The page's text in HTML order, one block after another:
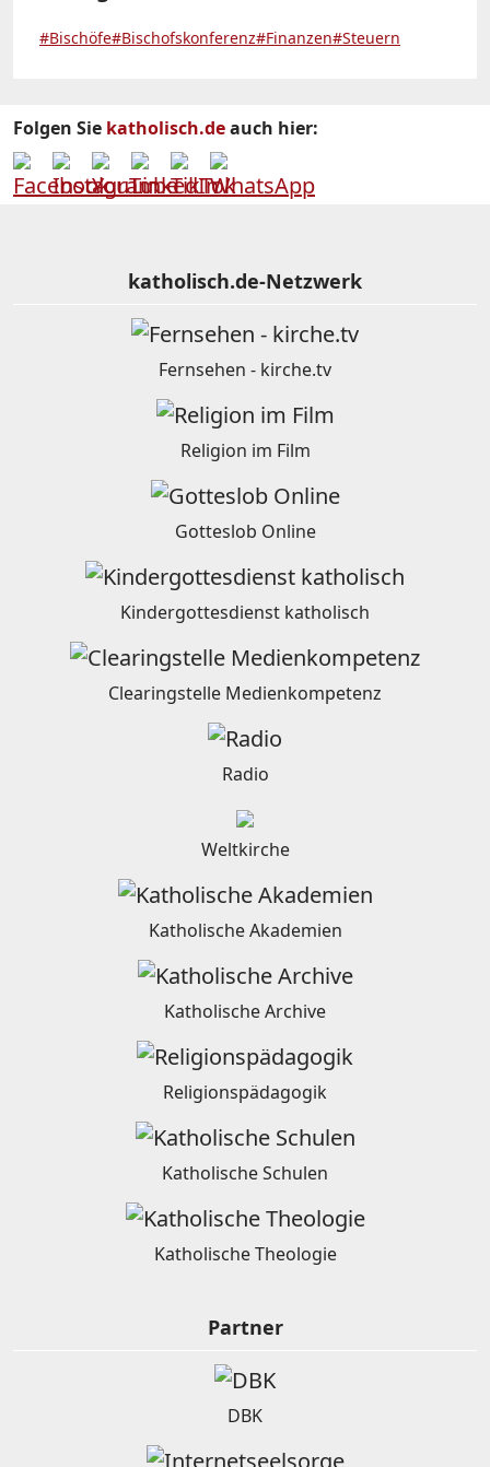
#Bischöfe#Bischofskonferenz#Finanzen#Steuern
Folgen Sie katholisch.deauch hier:
katholisch.de-Netzwerk
Fernsehen - kirche.tv
Religion im Film
Gotteslob Online
Kindergottesdienst katholisch
Clearingstelle Medienkompetenz
Radio
Weltkirche
Katholische Akademien
Katholische Archive
Religionspädagogik
Katholische Schulen
Katholische Theologie
Partner
DBK